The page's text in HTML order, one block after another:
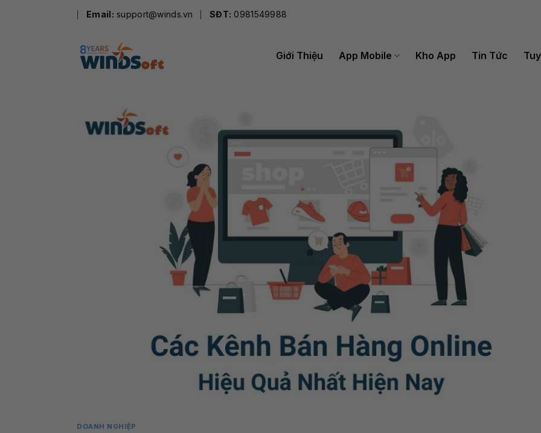
SĐT: 0981549988
Email: support@winds.vn
Giới Thiệu App Mobile Kho App Tin Tức
DOANH NGHIỆP